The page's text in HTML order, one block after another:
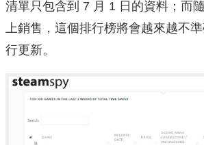
清單只包含到 7 月 1 日的資料；而
上銷售，這個排行榜將會越來越不
行更新。